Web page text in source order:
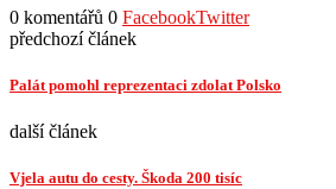
0 komentářů 0 FacebookTwitter
předchozí článek
Palát pomohl reprezentaci zdolat Polsko
další článek
Vjela autu do cesty. Škoda 200 tisíc